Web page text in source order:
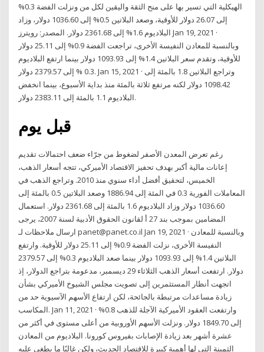
الهيكلية التي تسير بها على منح الثقة واليقين لكل من ونزلت الفضة 0.3%
إلى 26.07 دولار للأوقية، وصعد البلاتين 0.5% إلى 1036.60 دولار، وزاد
البلاديوم 1.6% إلى 2361.68 دولار. المصدر: رويترز Jan 19, 2021 ·
وبالنسبة للمعادن النفيسة الأخرى، تراجعت الفضة 0.9% إلى 25.11 دولار
للأوقية، وتقدم سعر البلاتين 1.4% إلى 1093.93 دولار بينما ارتفع البلاديوم
0.3 % إلى 2379.57 دولار. Jan 15, 2021 · وتراجع البلاتين 1.8 بالمئة إلى
1098.42 دولار لكنه مرتفع ثلاثة بالمئة منذ بداية الأسبوع، بينما انخفض
البلاديوم 1.1 بالمئة إلى 2383.11 دولار.
قبل يوم
رغم تعرض المعدن الأصفر لضغوط من جرّاء ضعف احتمالات تقديم
إعانات مالية أكبر بهدف تحفيز الاقتصاد الأميركي، تتجه أسعار الذهب،
الخميس، لتحقيق أفضل أداء سنوي منذ 2010. وتراجع الذهب في
المعاملات الفورية 0.3 في المئة إلى 1886.94 وصعد البلاتين 0.5 بالمئة إلى
1036.60 دولار وزاد البلاديوم 1.6 بالمئة إلى 2361.68 دولار. استعمال
المضامين بموجب بند 27 أ لقانون الحقوق الأدبية لسنة 2007، يرجى
ارسال ملاحظات لـ panet@panet.co.il Jan 19, 2021 · وبالنسبة للمعادن
النفيسة الأخرى، نزلت الفضة 0.9% إلى 25.11 دولار للأوقية. وارتفع
البلاتين 1.4% إلى 1093.93 دولار بينما صعد البلاديوم 0.3% إلى 2379.57
دولار. ارتفعت أسعار الذهب الثلاثاء 29 ديسمبر، مدعومة بتراجع الدولار، إذ
اتجهت أنظار المستثمرين إلى تصويت مجلس الشيوخ الأميركي بشأن
زيادة مساعدات مرتبطة بالجائحة، لكن ارتفاع الأسهم الآسيوية حد من
المكاسب. Jan 11, 2021 · وارتفعت العقود الأميركية الآجلة للذهب 0.8%
إلى 1849.70 دولار. ونزلت الأسهم الأوروبية من أعلى مستوى في أكثر من
عشرة أشهر بعد زيادة الإصابات بفيروس كورونا. البلاديوم من المعادن
الثمينة التى لها أهمية كبيرة للاقتصاد الحديث، ولكن غالبًا ما يطغى عليه